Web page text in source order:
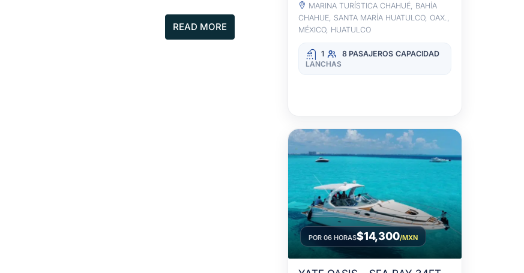
READ MORE
MARINA TURÍSTICA CHAHUÉ, BAHÍA
CHAHUE, SANTA MARÍA HUATULCO, OAX.,
MÉXICO, HUATULCO
1 8 PASAJEROS CAPACIDAD
LANCHAS
POR 06 HORAS$14,300/MXN